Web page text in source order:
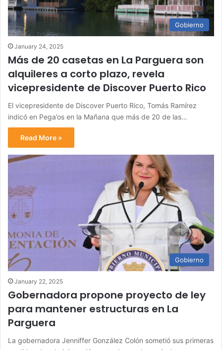
Gobierno
January 24, 2025
Más de 20 casetas en La Parguera son
alquileres a corto plazo, revela
vicepresidente de Discover Puerto Rico
El vicepresidente de Discover Puerto Rico, Tomás Ramírez
indicó en Pega’os en la Mañana que más de 20 de las…
Read More »
Gobierno
January 22, 2025
Gobernadora propone proyecto de ley
para mantener estructuras en La
Parguera
La gobernadora Jenniffer González Colón sometió sus primeras